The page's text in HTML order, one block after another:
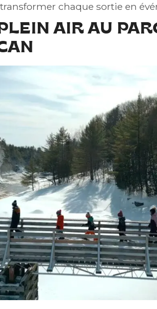
chaque sortie en
AIR AU